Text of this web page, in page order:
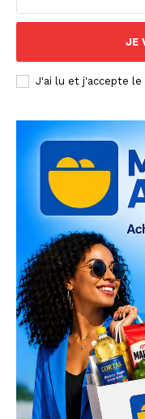
JE
J'ai lu et j'accepte le